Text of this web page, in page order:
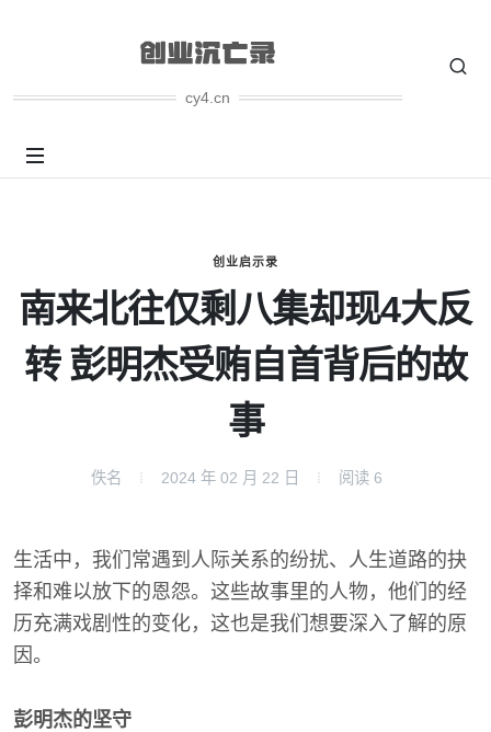
cy4.cn
创业启示录
南来北往仅剩八集却现4大反
转 彭明杰受贿自首背后的故
事
佚名 2024 年 02 月 22 日 阅读 6
生活中，我们常遇到人际关系的纷扰、人生道路的抉
择和难以放下的恩怨。这些故事里的人物，他们的经
历充满戏剧性的变化，这也是我们想要深入了解的原
因。
彭明杰的坚守